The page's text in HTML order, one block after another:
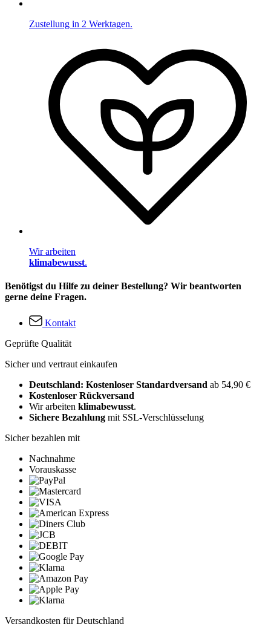
Zustellung in 2 Werktagen.
Wir arbeiten
klimabewusst.
Benötigst du Hilfe zu deiner Bestellung? Wir beantworten
gerne deine Fragen.
Kontakt
Geprüfte Qualität
Sicher und vertraut einkaufen
Deutschland: Kostenloser Standardversand ab 54,90 €
Kostenloser Rückversand
Wir arbeiten klimabewusst.
Sichere Bezahlung mit SSL-Verschlüsselung
Sicher bezahlen mit
Nachnahme
Vorauskasse
Versandkosten für Deutschland